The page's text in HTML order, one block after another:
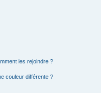
les rejoindre ?
couleur différente ?